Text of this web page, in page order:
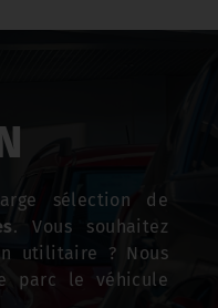
sélection de
. Vous souhaitez
utilitaire ? Nous
parc le véhicule